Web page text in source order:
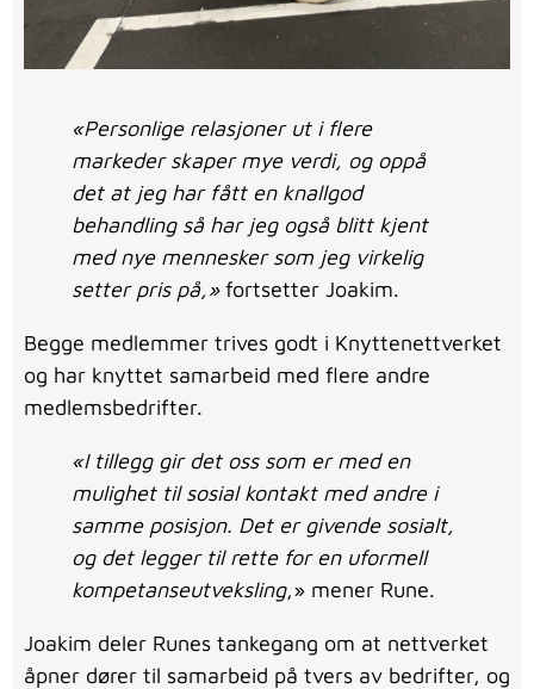
«Personlige relasjoner ut i flere
markeder skaper mye verdi, og oppå
det at jeg har fått en knallgod
behandling så har jeg også blitt kjent
med nye mennesker som jeg virkelig
setter pris på,»fortsetter Joakim.
Begge medlemmer trives godt i Knyttenettverket
og har knyttet samarbeid med flere andre
medlemsbedrifter.
«I tillegg gir det oss som er med en
mulighet til sosial kontakt med andre i
samme posisjon. Det er givende sosialt,
og det legger til rette for en uformell
kompetanseutveksling,» mener Rune.
Joakim deler Runes tankegang om at nettverket
åpner dører til samarbeid på tvers av bedrifter, og